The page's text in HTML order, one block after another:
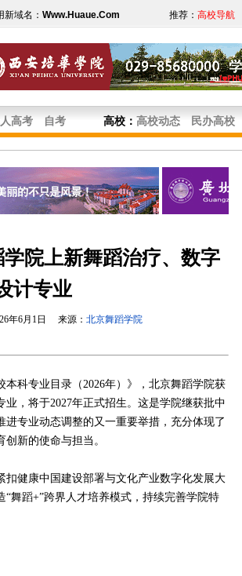
域名： Www.Huaue.Com 推荐： 高校导航
高考 自考 高校： 高校动态 民办高校
院上新舞蹈治疗、数字
计专业
6月1日 来源： 北京舞蹈学院
科专业目录（2026年）》，北京舞蹈学院获
，将于2027年正式招生。这是学院继获批中
专业动态调整的又一重要举措，充分体现了
新的使命与担当。
健康中国建设部署与文化产业数字化发展大
舞蹈+”跨界人才培养模式，持续完善学院特